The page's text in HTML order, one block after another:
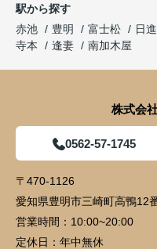
駅から探す
赤池
豊明 富士松 日進
寺本
逢妻 南加木屋
株式会
0562-57-1745
〒470-1126
愛知県豊明市三崎町高鴨12
営業時間： 10:00~20:00
定休日： 年中無休